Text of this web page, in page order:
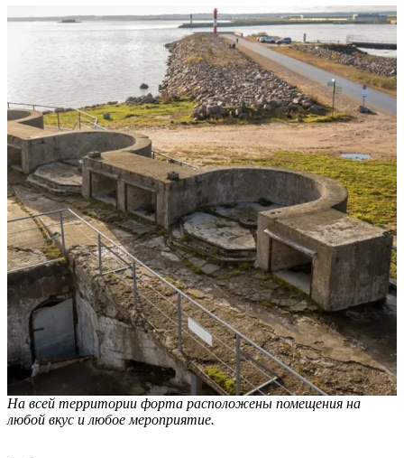
На всей территории форта расположены помещения на
любой вкус и любое мероприятие.